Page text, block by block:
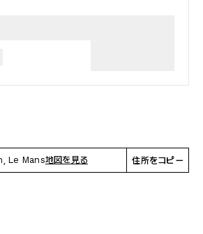
Le Mans地図を見る 住所をコピー